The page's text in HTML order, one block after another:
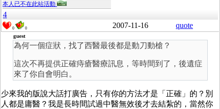
本人已不在此站活動
4
0 0 2007-11-16 quote
guest
為何一個症狀，找了西醫最後都是動刀動槍？
這次不再提供正確痔瘡醫療訊息，等時間到了，後遺症
來了你自會明白。
少來我的版說大話打廣告，只有你的方法才是「正確」的？別
人都是庸醫？我是長時間試過中醫無效後才去結紮的，當然你